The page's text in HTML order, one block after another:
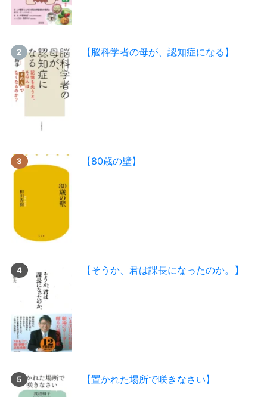
【脳科学者の母が、認知症になる】
【80歳の壁】
【そうか、君は課長になったのか。】
【置かれた場所で咲きなさい】